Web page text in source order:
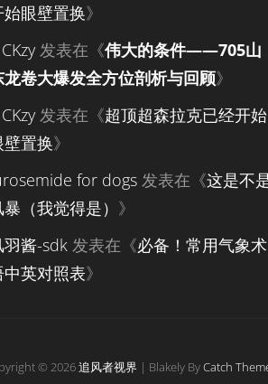
始眼壁置换》
发表在《伟大的条件——705山
龙卷大爆发全方位剖析与回顾》
发表在《超顶超森拉克已经开始
壁置换》
for dogs发表在《这是不
暴（我觉得是） 》
羽酱-sdk发表在《必备！常用气象术
中英对照表》
© 2026追风者视界 | Blakely ByCatch